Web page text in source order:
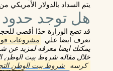
يتم السداد بالدولار الأمريكي
هل توجد حدود
قد تضع الوزارة حدًا أقصى
تعرف ايضا علي
مشروعات
يمكنك ايضا معرفه لمزيد عن
خلال مقاله شروط بيت
كرسه
شروط بيت الوطن